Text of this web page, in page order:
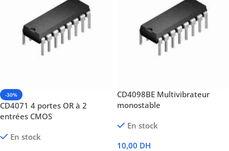
-30%
CD4071 4 portes OR à 2
entrées CMOS
En stock
CD4098BE Multivibrateur
monostable
En stock
10,00 DH